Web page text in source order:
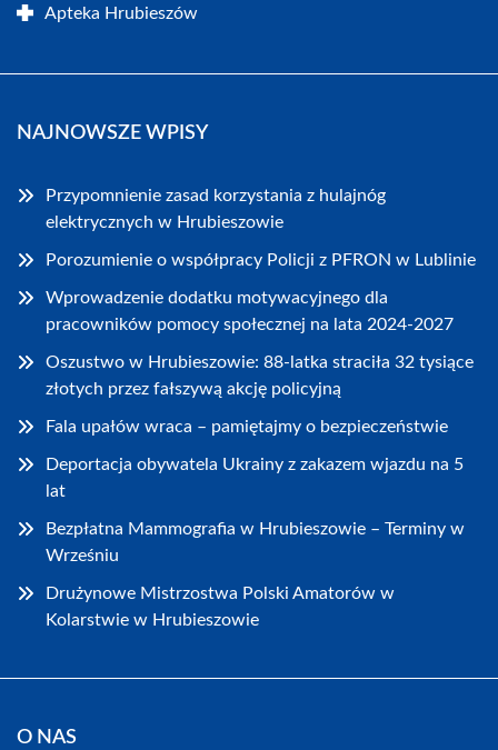
Apteka Hrubieszów
NAJNOWSZE WPISY
Przypomnienie zasad korzystania z hulajnóg
elektrycznych w Hrubieszowie
Porozumienie o współpracy Policji z PFRON w Lublinie
Wprowadzenie dodatku motywacyjnego dla
pracowników pomocy społecznej na lata 2024-2027
Oszustwo w Hrubieszowie: 88-latka straciła 32 tysiące
złotych przez fałszywą akcję policyjną
Fala upałów wraca – pamiętajmy o bezpieczeństwie
Deportacja obywatela Ukrainy z zakazem wjazdu na 5
lat
Bezpłatna Mammografia w Hrubieszowie – Terminy w
Wrześniu
Drużynowe Mistrzostwa Polski Amatorów w
Kolarstwie w Hrubieszowie
O NAS